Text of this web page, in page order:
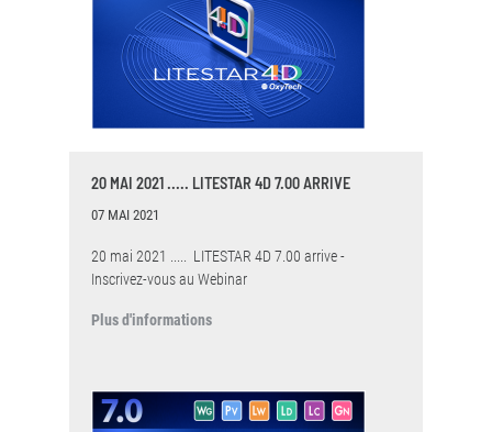
20 MAI 2021 ..... LITESTAR 4D 7.00 ARRIVE
07 MAI 2021
20 mai 2021 ..... LITESTAR 4D 7.00 arrive -
Inscrivez-vous au Webinar
Plus d'informations